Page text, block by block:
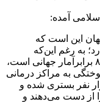
آمده:
این است که
به رغم این‌که
درکشور ما میزان فوت ناشی از سوختگی، ۸ برابرآمار جهانی است،
آسیب سوختگی به مراکز درمانی
که از این تعداد حدود ۳۰ هزار نفر بستری شده و
خود را از دست می‌دهند و